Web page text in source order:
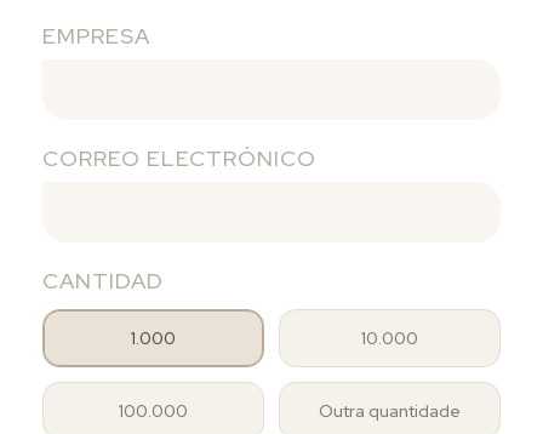
EMPRESA
CORREO ELECTRÓNICO
CANTIDAD
1.000 10.000
100.000 Outra quantidade